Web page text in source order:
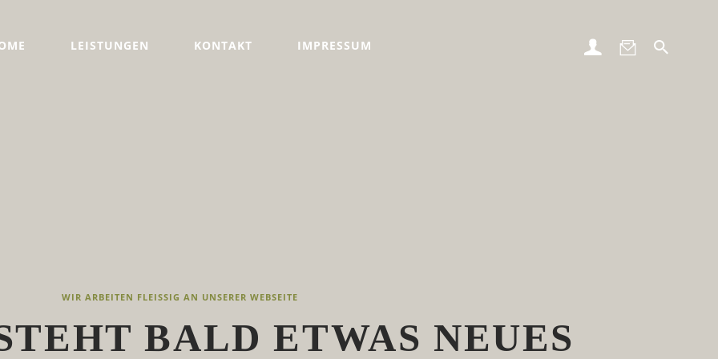
LEISTUNGEN KONTAKT IMPRESSUM
WIR ARBEITEN FLEISSIG AN UNSERER WEBSEITE
BALD ETWAS NEUES